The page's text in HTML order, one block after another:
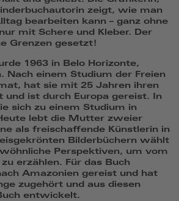
zeigt, wie man
bearbeiten kann – ganz ohne
mit Schere und Kleber. Der
Grenzen gesetzt!
1963 in Belo Horizonte,
Nach einem Studium der Freien
hat sie mit 25 Jahren ihren
und ist durch Europa gereist. In
sich zu einem Studium in
lebt die Mutter zweier
als freischaffende Künstlerin in
Bilderbüchern wählt
Perspektiven, um vom
erzählen. Für das Buch
Amazonien gereist und hat
zugehört und aus diesen
entwickelt.